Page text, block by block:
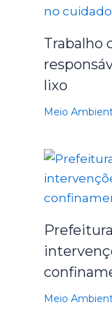
Trabalho
lixo
Meio
Meio